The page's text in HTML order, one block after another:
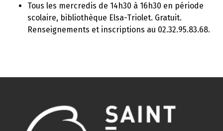
Tous les mercredis de 14h30 à 16h30 en période
scolaire, bibliothèque Elsa-Triolet. Gratuit.
Renseignements et inscriptions au 02.32.95.83.68.